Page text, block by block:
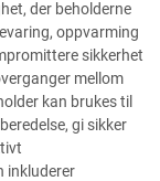
der beholderne
oppvarming
sikkerhet
mellom
kan brukes til
gi sikker
inkluderer